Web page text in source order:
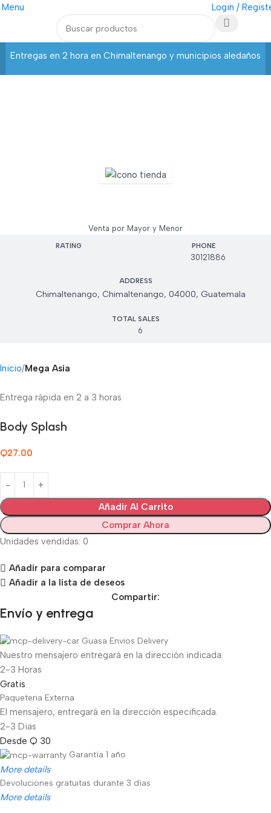
Menu Login /
Entregas en 2 hora en Chimaltenango y municipios aledaños
Venta por Mayor y Menor
RATING PHONE
30121886
ADDRESS
Chimaltenango, Chimaltenango, 04000, Guatemala
TOTAL SALES
6
Inicio Mega Asia
Entrega rápida en 2 a 3 horas
Body Splash
Q27.00
Añadir Al Carrito
Comprar Ahora
Unidades vendidas: 0
Añadir para comparar
Añadir a la lista de deseos
Compartir:
Envío y entrega
Guasa Envios Delivery
Nuestro mensajero entregará en la dirección indicada.
2-3 Horas
Gratis
Paqueteria Externa
El mensajero, entregará en la dirección especificada.
2-3 Dias
Desde Q 30
Garantía 1 año
More details
Devoluciones gratuitas durante 3 días
More details